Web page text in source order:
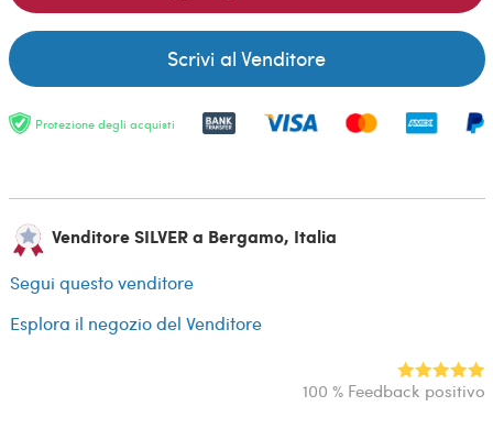
Scrivi al Venditore
Protezione degli acquisti
Venditore SILVER a Bergamo, Italia
Segui questo venditore
Esplora il negozio del Venditore
100 % Feedback positivo